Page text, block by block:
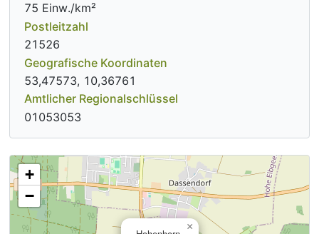
75 Einw./km²
Postleitzahl
21526
Geografische Koordinaten
53,47573, 10,36761
Amtlicher Regionalschlüssel
01053053
×
+
−